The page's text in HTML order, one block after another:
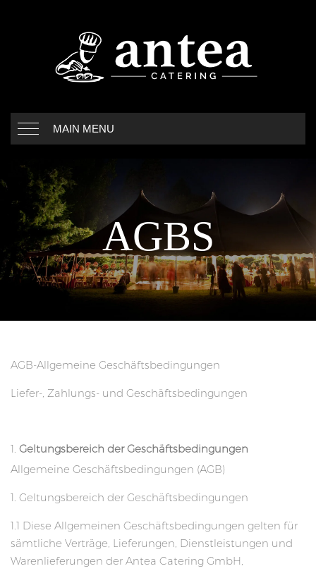
MAIN MENU
AGBS
AGB-Allgemeine Geschäftsbedingungen
Liefer-, Zahlungs- und Geschäftsbedingungen
Geltungsbereich der Geschäftsbedingungen
Allgemeine Geschäftsbedingungen (AGB)
1. Geltungsbereich der Geschäftsbedingungen
1.1 Diese Allgemeinen Geschäftsbedingungen gelten für
sämtliche Verträge, Lieferungen, Dienstleistungen und
Warenlieferungen der Antea Catering GmbH,